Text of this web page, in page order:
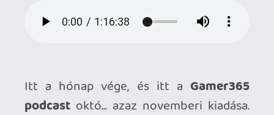
podcast októ... azaz novemberi kiadása.
tömeggyilkolós játékszerűséget is
felvonultató epizódot is
meghallgathatod.